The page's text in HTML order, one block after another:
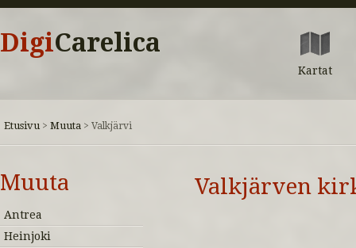
DigiCarelica
Kartat
Etusivu > Muuta > Valkjärvi
Muuta
Antrea
Heinjoki
Valkjärven